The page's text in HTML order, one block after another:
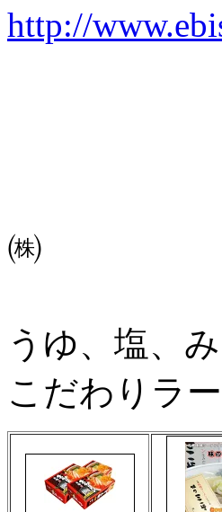
http://
えびそ
サッポ
うゆ、塩
こだわりラ